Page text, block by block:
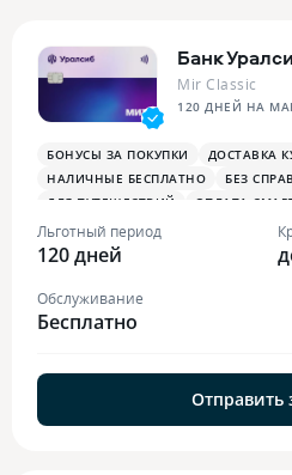
Банк
Mir Classic
120 ДНЕЙ НА
БОНУСЫ ЗА ПОКУПКИ
ДОСТАВКА
НАЛИЧНЫЕ БЕСПЛАТНО
БЕЗ
ДЛЯ ПУТЕШЕСТВИЙ
ОПЛАТА
Льготный период
120 дней
Обслуживание
Бесплатно
Отправить